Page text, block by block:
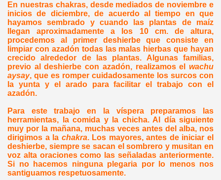
En nuestras chakras, desde mediados de noviembre e
inicios de diciembre, de acuerdo al tiempo en que
hayamos sembrado y cuando las plantas de maíz
llegan aproximadamente a los 10 cm. de altura,
procedemos al primer deshierbe que consiste en
limpiar con azadón todas las malas hierbas que hayan
crecido alrededor de las plantas. Algunas familias,
previo al deshierbe con azadón, realizamos el wachu
aysay, que es romper cuidadosamente los surcos con
la yunta y el arado para facilitar el trabajo con el
azadón.
Para este trabajo en la víspera preparamos las
herramientas, la comida y la chicha. Al día siguiente
muy por la mañana, muchas veces antes del alba, nos
dirigimos a la chakra. Los mayores, antes de iniciar el
deshierbe, siempre se sacan el sombrero y musitan en
voz alta oraciones como las señaladas anteriormente.
Si no hacemos ninguna plegaria por lo menos nos
santiguamos respetuosamente.